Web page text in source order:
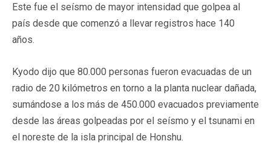
Este fue el seísmo de mayor intensidad que golpea al
país desde que comenzó a llevar registros hace 140
años.
Kyodo dijo que 80.000 personas fueron evacuadas de un
radio de 20 kilómetros en torno a la planta nuclear dañada,
sumándose a los más de 450.000 evacuados previamente
desde las áreas golpeadas por el seísmo y el tsunami en
el noreste de la isla principal de Honshu.